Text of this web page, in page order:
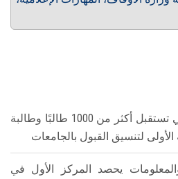
معامل التنسيق الإلكتروني تستقبل أكثر من 1000 طالبًا وطالبة
لتنسيق القبول بالجامعات
يحصد المركز الأول في